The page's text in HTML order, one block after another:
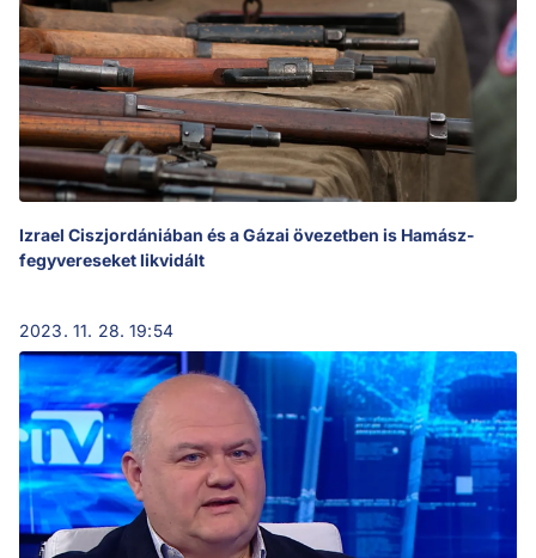
Izrael Ciszjordániában és a Gázai övezetben is Hamász-
fegyvereseket likvidált
2023. 11. 28. 19:54